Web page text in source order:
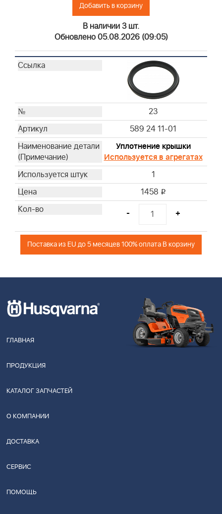
Добавить в корзину
В наличии 3 шт.
Обновлено 05.08.2026 (09:05)
23
589 24 11-01
Уплотнение крышки
Используется в агрегатах
1
1458 i
- +
Поставка из EU до 5 месяцев 100% оплата В корзину
ГЛАВНАЯ
ПРОДУКЦИЯ
КАТАЛОГ ЗАПЧАСТЕЙ
О КОМПАНИИ
ДОСТАВКА
СЕРВИС
ПОМОЩЬ